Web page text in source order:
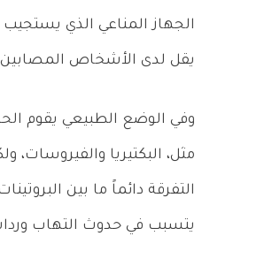
الجهاز المناعي الذي
يقل لدى الأشخاص المصابين
وفي الوضع الطبيعي يقوم
مثل، البكتيريا
التفرقة دائماً ما بين
يتسبب في حدوث التهاب